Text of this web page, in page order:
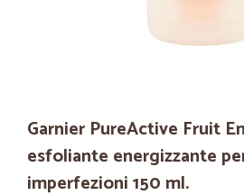
Garnier PureActive Fruit
esfoliante energizzante
imperfezioni 150 ml.